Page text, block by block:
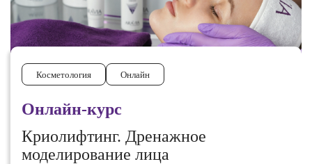
Косметология Онлайн
Онлайн-курс
Криолифтинг. Дренажное
моделирование лица